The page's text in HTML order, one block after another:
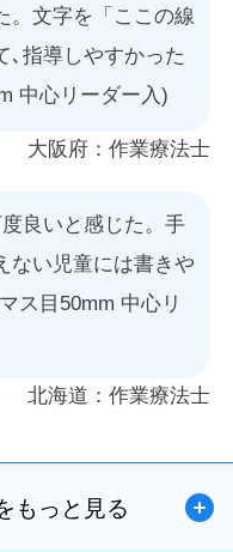
。文字を「ここの線
､指導しやすかった
中心リーダー入)
大阪府：作業療法士
良いと感じた。手
ない児童には書きや
ス目50mm 中心リ
北海道：作業療法士
もっと見る